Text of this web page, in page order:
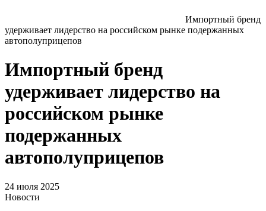
Импортный бренд
удерживает лидерство на российском рынке подержанных
автополуприцепов
Импортный бренд
удерживает лидерство на
российском рынке
подержанных
автополуприцепов
24 июля 2025
Новости